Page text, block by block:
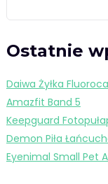
Ostatnie
Daiwa Żyłka
Amazfit Band 5
Keepguard
Demon Piła
Eyenimal Small Pet